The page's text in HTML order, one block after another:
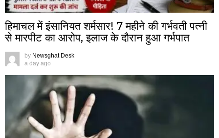
हिमाचल में इंसानियत शर्मसार! 7 महीने की गर्भवती पत्नी
से मारपीट का आरोप, इलाज के दौरान हुआ गर्भपात
by Newsghat Desk
a day ago